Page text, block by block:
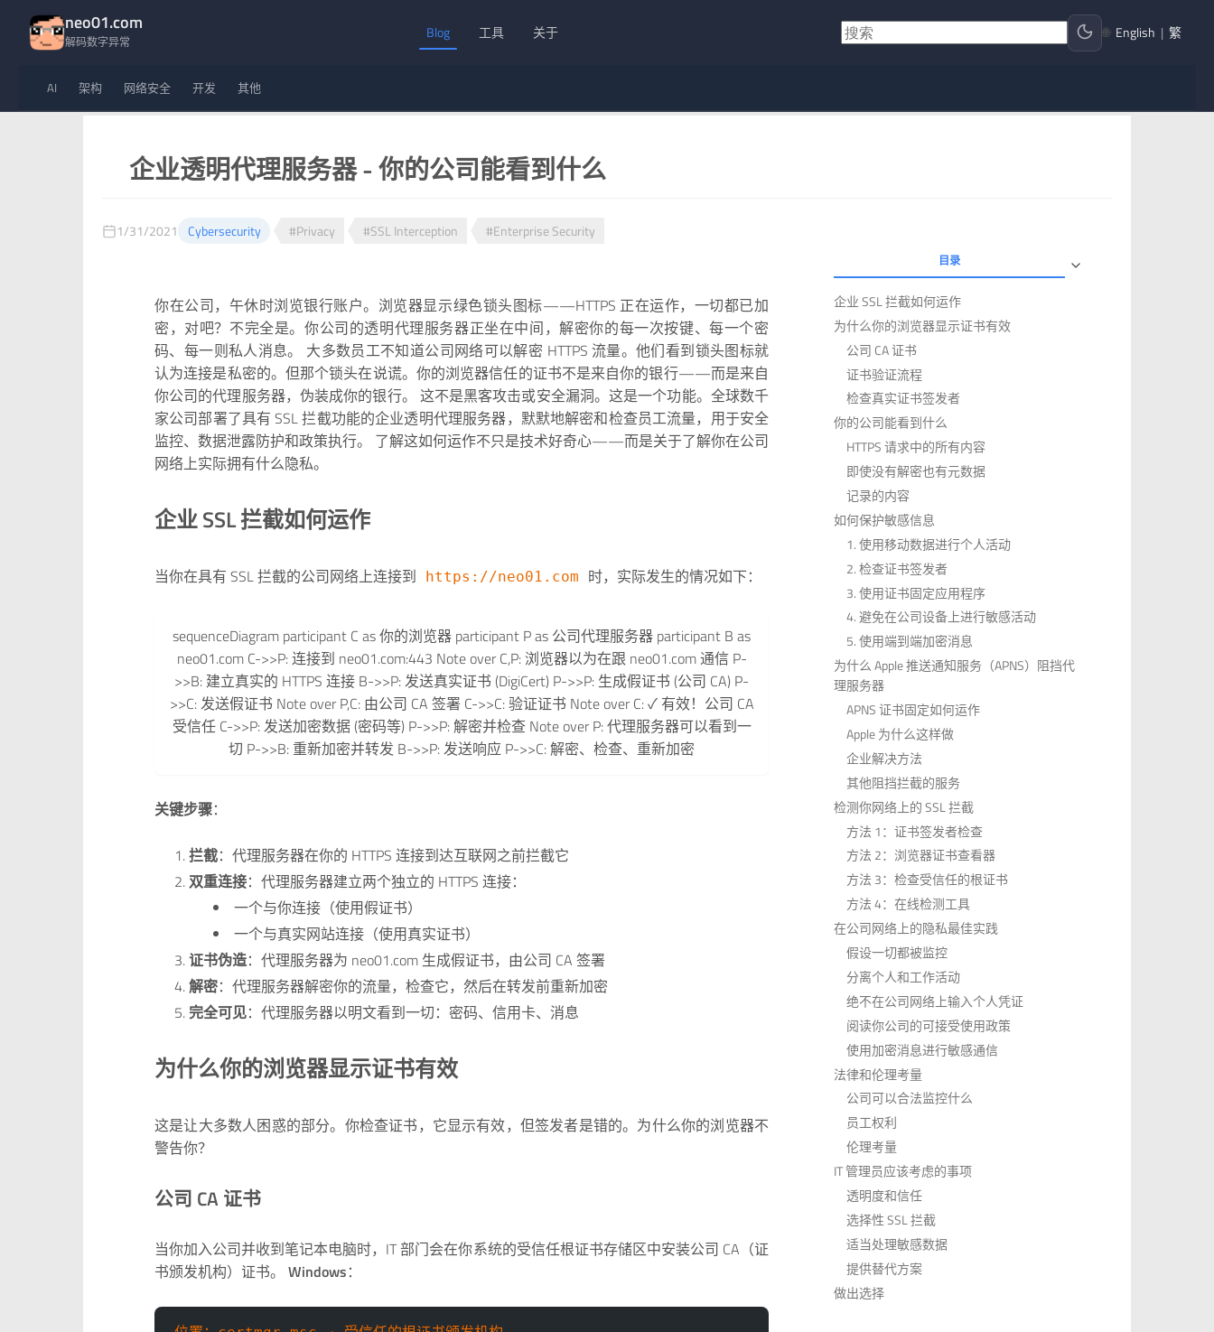
neo01.com
解码数字异常
Blog 工具 关于 🌐 English | 繁
AI 架构 网络安全 开发 其他
企业透明代理服务器 - 你的公司能看到什么
1/31/2021 Cybersecurity #Privacy #SSL Interception #Enterprise Security
目录
企业 SSL 拦截如何运作
为什么你的浏览器显示证书有效
公司 CA 证书
证书验证流程
检查真实证书签发者
你的公司能看到什么
HTTPS 请求中的所有内容
即使没有解密也有元数据
记录的内容
如何保护敏感信息
1. 使用移动数据进行个人活动
2. 检查证书签发者
3. 使用证书固定应用程序
4. 避免在公司设备上进行敏感活动
5. 使用端到端加密消息
为什么 Apple 推送通知服务（APNS）阻挡代
理服务器
APNS 证书固定如何运作
Apple 为什么这样做
企业解决方法
其他阻挡拦截的服务
检测你网络上的 SSL 拦截
方法 1：证书签发者检查
方法 2：浏览器证书查看器
方法 3：检查受信任的根证书
方法 4：在线检测工具
在公司网络上的隐私最佳实践
假设一切都被监控
分离个人和工作活动
绝不在公司网络上输入个人凭证
阅读你公司的可接受使用政策
使用加密消息进行敏感通信
法律和伦理考量
公司可以合法监控什么
员工权利
伦理考量
IT 管理员应该考虑的事项
透明度和信任
选择性 SSL 拦截
适当处理敏感数据
提供替代方案
做出选择
你在公司，午休时浏览银行账户。浏览器显示绿色锁头图标——HTTPS 正在运作，一切都已加
密，对吧？不完全是。你公司的透明代理服务器正坐在中间，解密你的每一次按键、每一个密
码、每一则私人消息。 大多数员工不知道公司网络可以解密 HTTPS 流量。他们看到锁头图标就
认为连接是私密的。但那个锁头在说谎。你的浏览器信任的证书不是来自你的银行——而是来自
你公司的代理服务器，伪装成你的银行。 这不是黑客攻击或安全漏洞。这是一个功能。全球数千
家公司部署了具有 SSL 拦截功能的企业透明代理服务器，默默地解密和检查员工流量，用于安全
监控、数据泄露防护和政策执行。 了解这如何运作不只是技术好奇心——而是关于了解你在公司
网络上实际拥有什么隐私。
企业 SSL 拦截如何运作
当你在具有 SSL 拦截的公司网络上连接到 https://neo01.com 时，实际发生的情况如下：
sequenceDiagram participant C as 你的浏览器 participant P as 公司代理服务器 participant B as
neo01.com C->>P: 连接到 neo01.com:443 Note over C,P: 浏览器以为在跟 neo01.com 通信 P-
>>B: 建立真实的 HTTPS 连接 B->>P: 发送真实证书 (DigiCert) P->>P: 生成假证书 (公司 CA) P-
>>C: 发送假证书 Note over P,C: 由公司 CA 签署 C->>C: 验证证书 Note over C: ✓ 有效！公司 CA
受信任 C->>P: 发送加密数据 (密码等) P->>P: 解密并检查 Note over P: 代理服务器可以看到一
切 P->>B: 重新加密并转发 B->>P: 发送响应 P->>C: 解密、检查、重新加密
关键步骤：
拦截：代理服务器在你的 HTTPS 连接到达互联网之前拦截它
双重连接：代理服务器建立两个独立的 HTTPS 连接：
一个与你连接（使用假证书）
一个与真实网站连接（使用真实证书）
证书伪造：代理服务器为 neo01.com 生成假证书，由公司 CA 签署
解密：代理服务器解密你的流量，检查它，然后在转发前重新加密
完全可见：代理服务器以明文看到一切：密码、信用卡、消息
为什么你的浏览器显示证书有效
这是让大多数人困惑的部分。你检查证书，它显示有效，但签发者是错的。为什么你的浏览器不
警告你？
公司 CA 证书
当你加入公司并收到笔记本电脑时，IT 部门会在你系统的受信任根证书存储区中安装公司 CA（证
书颁发机构）证书。 Windows：